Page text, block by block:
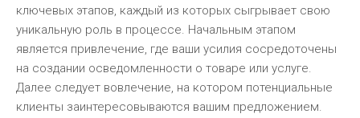
ключевых этапов, каждый из которых сыгрывает свою
уникальную роль в процессе. Начальным этапом
является привлечение, где ваши усилия сосредоточены
на создании осведомленности о товаре или услуге.
Далее следует вовлечение, на котором потенциальные
клиенты заинтересовываются вашим предложением.